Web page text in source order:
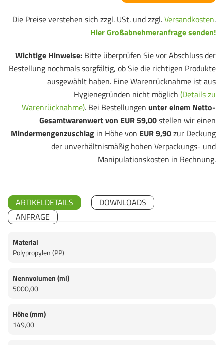
Die Preise verstehen sich zzgl. USt. und zzgl.Versandkosten.
Hier Großabnehmeranfrage senden!
Wichtige Hinweise: Bitte überprüfen Sie vor Abschluss der
Bestellung nochmals sorgfältig, ob Sie die richtigen Produkte
ausgewählt haben. Eine Warenrücknahme ist aus
Hygienegründen nicht möglich (Details zu
Warenrücknahme). Bei Bestellungen unter einem Netto-
Gesamtwarenwert von EUR 59,00stellen wir einen
Mindermengenzuschlag in Höhe von EUR 9,90zur Deckung
der unverhältnismäßig hohen Verpackungs- und
Manipulationskosten in Rechnung.
ARTIKELDETAILS
Material
Polypropylen (PP)
Nennvolumen (ml)
5000,00
Höhe (mm)
149,00
DOWNLOADS
ANFRAGE